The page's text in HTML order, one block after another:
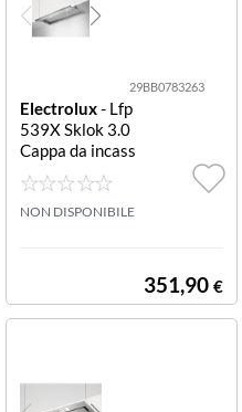
29BB0783263
Electrolux- Lfp
539X Sklok 3.0
Cappa da incass
o Inox Lfp539X
Sklok 3.0
NON DISPONIBILE
351,90 €